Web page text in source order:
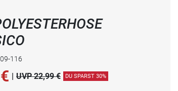
116
€ | UVP 22,99 € DU SPARST 30%